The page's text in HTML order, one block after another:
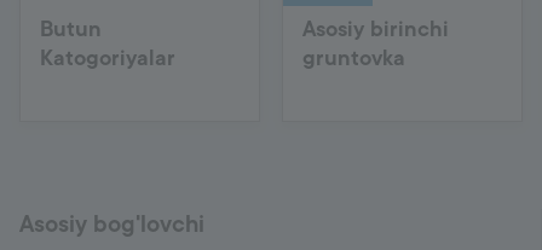
Aloqa
Butun
Katogoriyalar
Asosiy birinchi
gruntovka
Asosiy bog'lovchi